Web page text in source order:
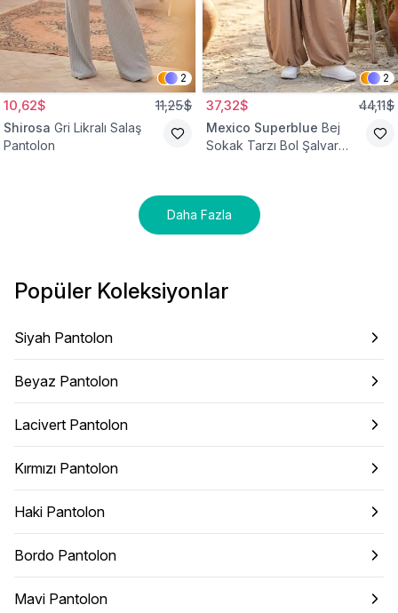
2
10,62$ 11,25$
Shirosa Gri Likralı Salaş
Pantolon
2
37,32$ 44,11$
Mexico Superblue Bej
Sokak Tarzı Bol Şalvar
Daha Fazla
Popüler Koleksiyonlar
Siyah Pantolon
Beyaz Pantolon
Lacivert Pantolon
Kırmızı Pantolon
Haki Pantolon
Bordo Pantolon
Mavi Pantolon